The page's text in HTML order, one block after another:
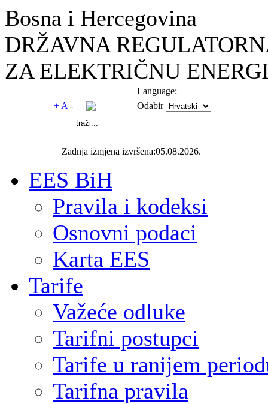
Bosna i Hercegovina
DRŽAVNA
ZA ELEKTRIČNU
Language:
+ A - Odabir
Zadnja izmjena izvršena:05.08.2026.
EES BiH
Pravila i kodeksi
Osnovni podaci
Karta EES
Tarife
Važeće odluke
Tarifni postupci
Tarife u ranijem
Tarifna pravila